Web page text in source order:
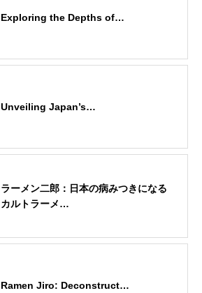
Exploring the Depths of…
Unveiling Japan’s…
ラーメン二郎：日本の病みつきになる
カルトラーメ…
Ramen Jiro: Deconstruct…